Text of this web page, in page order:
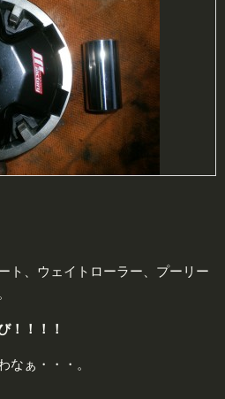
ト、ウェイトローラー、プーリー
！！！！
なぁ・・・。